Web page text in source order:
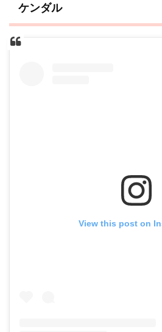
ケンダル
View this post on